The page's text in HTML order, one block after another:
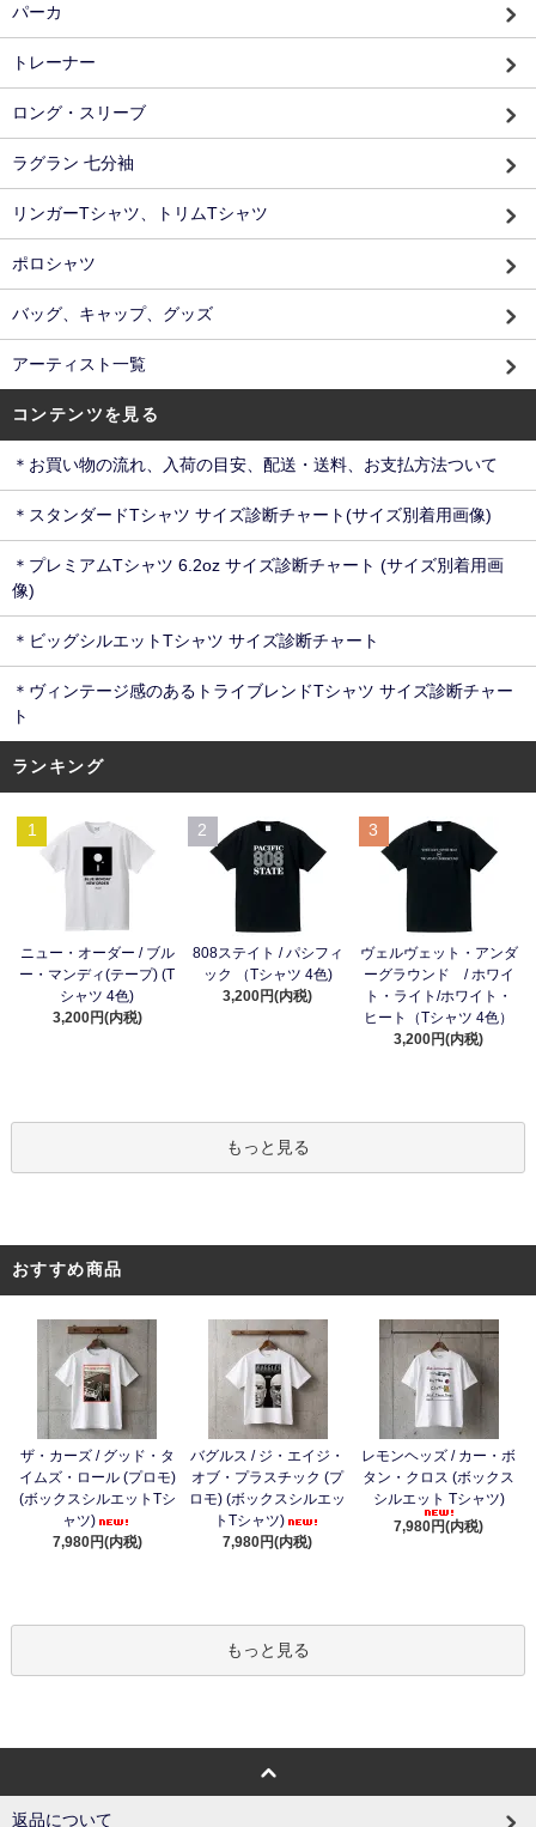
パーカ
トレーナー
ロング・スリーブ
ラグラン 七分袖
リンガーTシャツ、トリムTシャツ
ポロシャツ
バッグ、キャップ、グッズ
アーティスト一覧
コンテンツを見る
＊お買い物の流れ、入荷の目安、配送・送料、お支払方法ついて
＊スタンダードTシャツ サイズ診断チャート(サイズ別着用画像)
＊プレミアムTシャツ 6.2oz サイズ診断チャート (サイズ別着用画
像)
＊ビッグシルエットTシャツ サイズ診断チャート
＊ヴィンテージ感のあるトライブレンドTシャツ サイズ診断チャー
ト
ランキング
1
ニュー・オーダー / ブル
ー・マンディ(テープ) (T
シャツ 4色)
3,200円(内税)
2
808ステイト / パシフィ
ック （Tシャツ 4色)
3,200円(内税)
3
ヴェルヴェット・アンダ
ーグラウンド / ホワイ
ト・ライト/ホワイト・
ヒート（Tシャツ 4色）
3,200円(内税)
もっと見る
おすすめ商品
ザ・カーズ / グッド・タ
イムズ・ロール (プロモ)
(ボックスシルエットTシ
ャツ)
7,980円(内税)
バグルス / ジ・エイジ・
オブ・プラスチック (プ
ロモ) (ボックスシルエッ
トTシャツ)
7,980円(内税)
レモンヘッズ / カー・ボ
タン・クロス (ボックス
シルエット Tシャツ)
7,980円(内税)
もっと見る
返品について